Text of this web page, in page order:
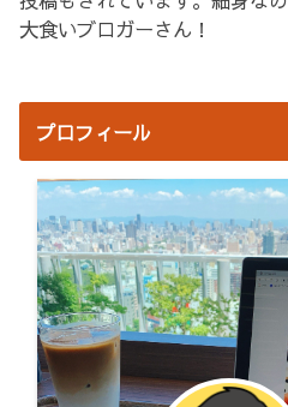
大食いブロガーさん！
プロフィール